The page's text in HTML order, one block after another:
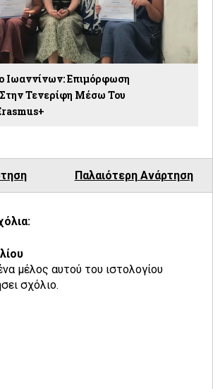
Ιωαννίνων: Επιμόρφωση
Τενερίφη Μέσω Του
Παλαιότερη Ανάρτηση
μέλος αυτού του ιστολογίου
σχόλιο.